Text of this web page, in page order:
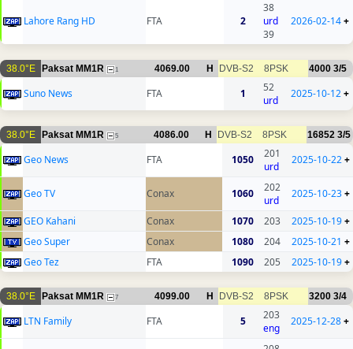
Lahore Rang HD FTA 2
38
urd
39
2026-02-14+
38.0°E Paksat MM1R 1 4069.00 H DVB-S2 8PSK 4000 3/5
Suno News FTA 1
52
urd
2025-10-12+
38.0°E Paksat MM1R 5 4086.00 H DVB-S2 8PSK 16852 3/5
Geo News FTA 1050
201
urd
2025-10-22+
Geo TV Conax 1060
202
urd
2025-10-23+
GEO Kahani Conax 1070 203 2025-10-19+
Geo Super
Conax 1080 204 2025-10-21 +
Geo Tez
FTA 1090 205 2025-10-19+
38.0°E Paksat MM1R 7 4099.00 H DVB-S2 8PSK 3200 3/4
LTN Family FTA 5
203
eng
2025-12-28+